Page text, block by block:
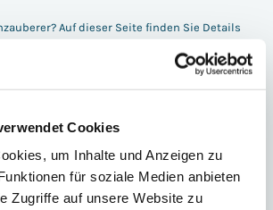
Cookies
um Inhalte und Anzeigen zu
für soziale Medien anbieten
Zugriffe auf unsere Website zu
Auf dieser Seite finden Sie Details
Yvonne Dibowski-Zanera oder Marc
Was ist Tischzauberei?